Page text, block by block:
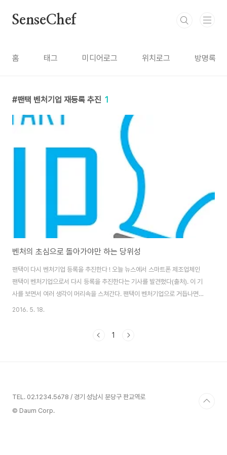
SenseChef
홈 태그 미디어로그 위치로그 방명록
팬택 벤처기업 재등록 추진 1
벤처의 초심으로 돌아가야만 하는 당위성
팬택이 다시 벤처기업 등록을 추진한다 ! 오늘 뉴스에서 스마트폰 제조업체인
팬택이 벤처기업으로서 다시 등록을 추진한다는 기사를 발견했다(출처). 이 기
사를 보면서 여러 생각이 머리속을 스쳐간다. 팬택이 벤처기업으로 거듭나면
지금의 위기를 극복할 수 있을까 ? 어떤 기업이 벤처기업으로서 복귀한다는 것
면 그들의 진정한 위기 극복의 노력일까 ? 잡다한 생각이 꼬리에 꼬리를 물고
2016. 5. 18.
1
TEL. 02.1234.5678 / 경기 성남시 분당구 판교역로
© Daum Corp.